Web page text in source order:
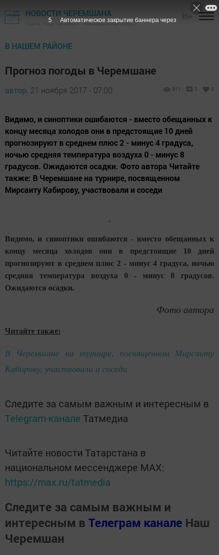
НОВОСТИ ЧЕРЕМШАНА
Газета "Наш Черемшан" - Черемшанский район
В НАШЕМ РАЙОНЕ
Прогноз погоды в Черемшане
автор, 21 ноября 2017 - 07:00 811 0 0
Видимо, и синоптики ошибаются - вместо обещанных к
концу месяца холодов они в предстоящие 10 дней
прогнозируют в среднем плюс 2 - минус 4 градуса,
ночью средняя температура воздуха 0 - минус 8
градусов. Ожидаются осадки. Фото автора Читайте
также: В Черемшане на турнире, посвященном
Мирсаиту Кабирову, участвовали и соседи
Видимо, и синоптики ошибаются - вместо обещанных к
концу месяца холодов они в предстоящие 10 дней
прогнозируют в среднем плюс 2 - минус 4 градуса, ночью
средняя температура воздуха 0 - минус 8 градусов.
Ожидаются осадки.
Фото автора
Читайте также:
В Черемшане на турнире, посвященном Мирсаиту
Кабирову, участвовали и соседи
Следите за самым важным и интересным в
Telegram-канале Татмедиа
Читайте новости Татарстана в
национальном мессенджере MАХ:
https://max.ru/tatmedia
Следите за самым важным и
интересным в Телеграм канале Наш
Черемшан
4 Автоматическое закрытие баннера через